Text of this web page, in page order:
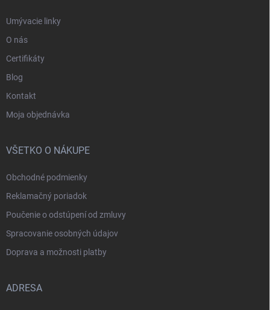
Umývacie linky
O nás
Certifikáty
Blog
Kontakt
Moja objednávka
VŠETKO O NÁKUPE
Obchodné podmienky
Reklamačný poriadok
Poučenie o odstúpení od zmluvy
Spracovanie osobných údajov
Doprava a možnosti platby
ADRESA